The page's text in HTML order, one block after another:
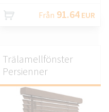
Från 91.64 EUR
Trälamellfönster
Persienner